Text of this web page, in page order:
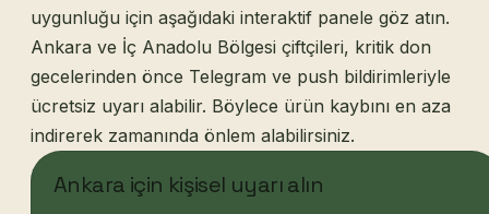
uygunluğu için aşağıdaki interaktif panele göz atın.
Ankara ve İç Anadolu Bölgesi çiftçileri, kritik don
gecelerinden önce Telegram ve push bildirimleriyle
ücretsiz uyarı alabilir. Böylece ürün kaybını en aza
indirerek zamanında önlem alabilirsiniz.
Ankara için kişisel uyarı alın